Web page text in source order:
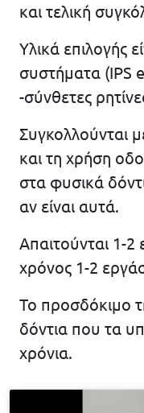
και τελική
Υλικά επιλογής
συστήματα (IPS
-σύνθετες
Συγκολλούνται
και τη χρήση
στα φυσικά
αν είναι αυτά.
Απαιτούνται 1-2
χρόνος 1-2
Το προσδόκιμο
δόντια που τα
χρόνια.